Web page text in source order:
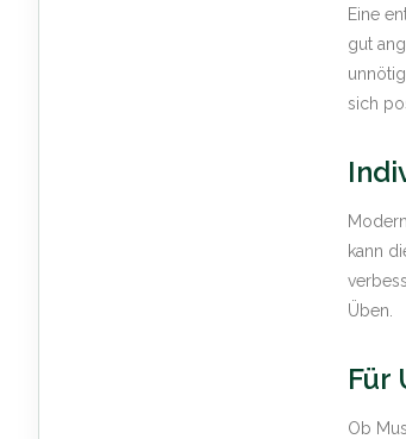
Eine
gut
sich
kann
Üben.
Für
Ob